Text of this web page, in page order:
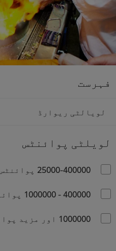
فہرست
لویالٹی ریوارڈ
لویلٹی پوائنٹس
25000-400000 پوائنٹس
400000 - 1000000 پوائنٹس
1000000 اور مزید پوائنٹس